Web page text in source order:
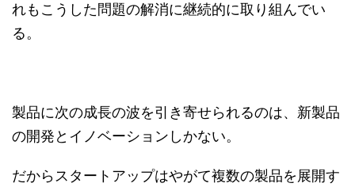
れもこうした問題の解消に継続的に取り組んでい
る。
製品に次の成長の波を引き寄せられるのは、新製品
の開発とイノベーションしかない。
だからスタートアップはやがて複数の製品を展開す